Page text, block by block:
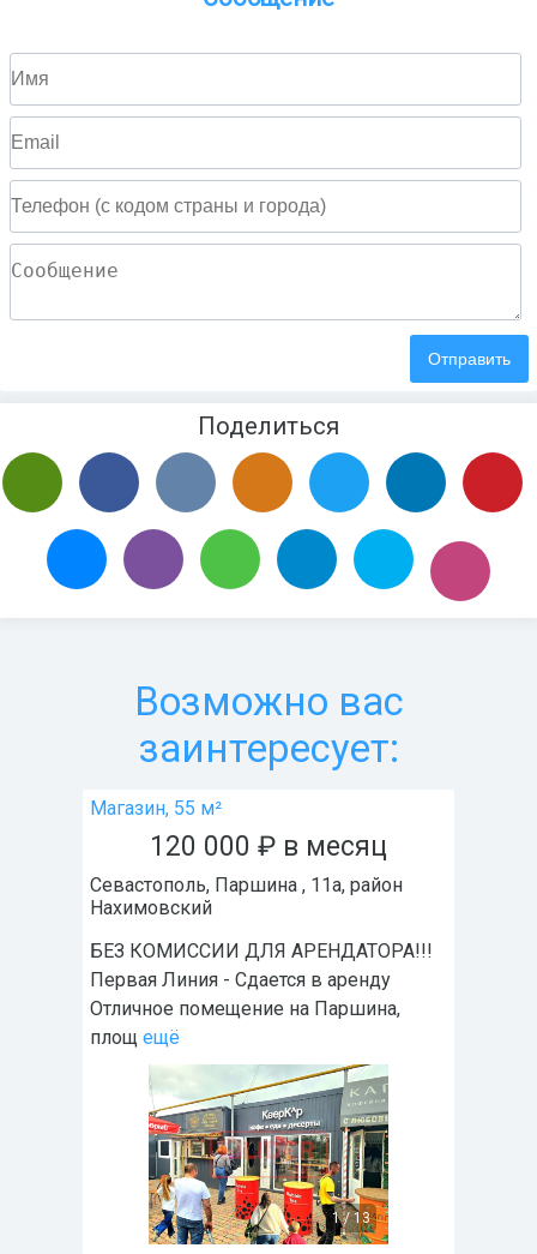
Поделиться
Возможно вас
заинтересует:
Магазин, 55 м²
120 000 ₽ в месяц
Севастополь, Паршина , 11а, район
Нахимовский
БЕЗ КОМИССИИ ДЛЯ АРЕНДАТОРА!!!
Первая Линия - Сдается в аренду
Отличное помещение на Паршина,
площ ещё
1/13